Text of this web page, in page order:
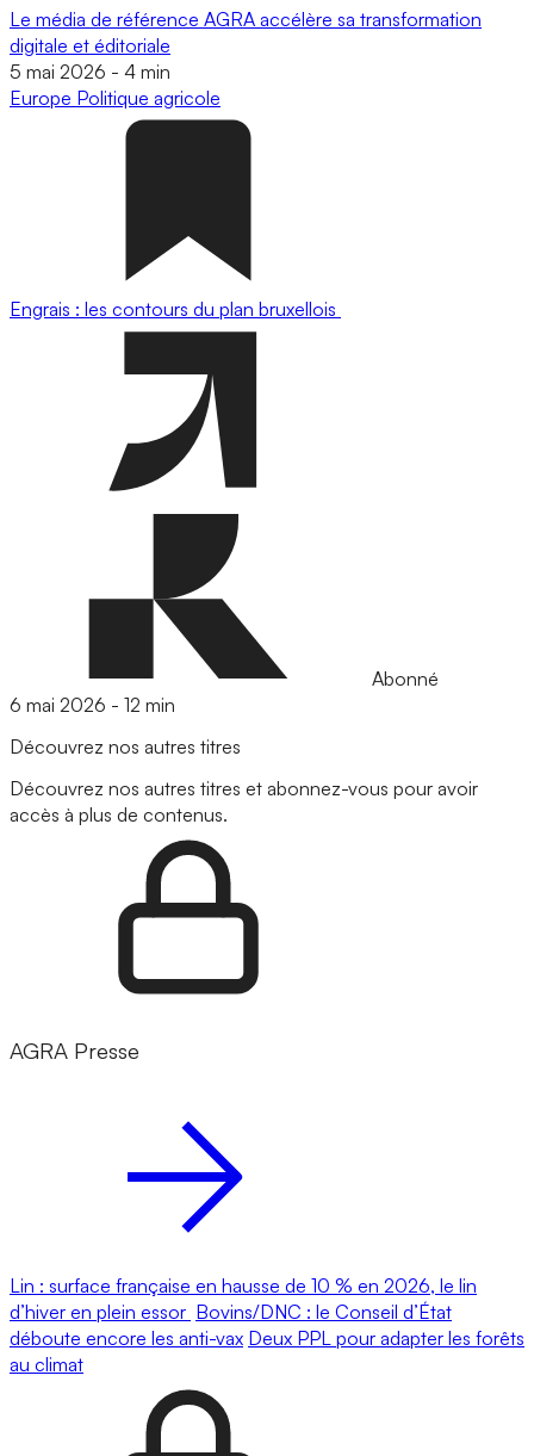
Le média de référence AGRA accélère sa transformation
digitale et éditoriale
5 mai 2026 - 4 min
Europe Politique agricole
Engrais : les contours du plan bruxellois
Abonné
6 mai 2026 - 12 min
Découvrez nos autres titres
Découvrez nos autres titres et abonnez-vous pour avoir
accès à plus de contenus.
AGRA Presse
Lin : surface française en hausse de 10 % en 2026, le lin
d’hiver en plein essor Bovins/DNC : le Conseil d’État
déboute encore les anti-vax Deux PPL pour adapter les forêts
au climat